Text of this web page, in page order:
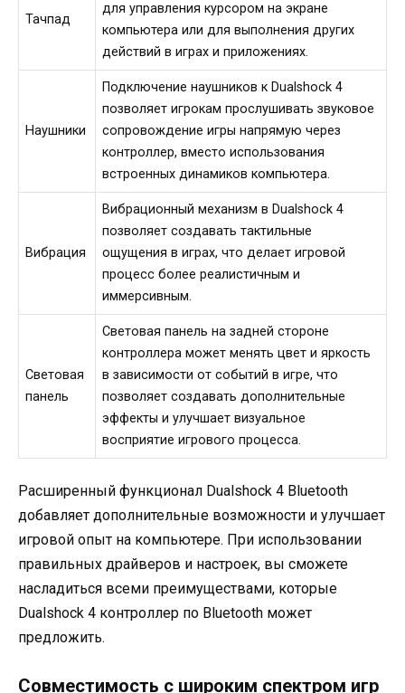
Тачпад
для управления курсором на экране
компьютера или для выполнения других
действий в играх и приложениях.
Наушники
Подключение наушников к Dualshock 4
позволяет игрокам прослушивать звуковое
сопровождение игры напрямую через
контроллер, вместо использования
встроенных динамиков компьютера.
Вибрация
Вибрационный механизм в Dualshock 4
позволяет создавать тактильные
ощущения в играх, что делает игровой
процесс более реалистичным и
иммерсивным.
Световая
панель
Световая панель на задней стороне
контроллера может менять цвет и яркость
в зависимости от событий в игре, что
позволяет создавать дополнительные
эффекты и улучшает визуальное
восприятие игрового процесса.
Расширенный функционал Dualshock 4 Bluetooth
добавляет дополнительные возможности и улучшает
игровой опыт на компьютере. При использовании
правильных драйверов и настроек, вы сможете
насладиться всеми преимуществами, которые
Dualshock 4 контроллер по Bluetooth может
предложить.
Совместимость с широким спектром игр